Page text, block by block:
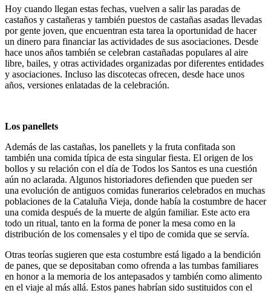
Hoy cuando llegan estas fechas, vuelven a salir las paradas de
castaños y castañeras y también puestos de castañas asadas llevadas
por gente joven, que encuentran esta tarea la oportunidad de hacer
un dinero para financiar las actividades de sus asociaciones. Desde
hace unos años también se celebran castañadas populares al aire
libre, bailes, y otras actividades organizadas por diferentes entidades
y asociaciones. Incluso las discotecas ofrecen, desde hace unos
años, versiones enlatadas de la celebración.
Los panellets
Además de las castañas, los panellets y la fruta confitada son
también una comida típica de esta singular fiesta. El origen de los
bollos y su relación con el día de Todos los Santos es una cuestión
aún no aclarada. Algunos historiadores defienden que pueden ser
una evolución de antiguos comidas funerarios celebrados en muchas
poblaciones de la Cataluña Vieja, donde había la costumbre de hacer
una comida después de la muerte de algún familiar. Este acto era
todo un ritual, tanto en la forma de poner la mesa como en la
distribución de los comensales y el tipo de comida que se servía.
Otras teorías sugieren que esta costumbre está ligado a la bendición
de panes, que se depositaban como ofrenda a las tumbas familiares
en honor a la memoria de los antepasados ​​y también como alimento
en el viaje al más allá. Estos panes habrían sido sustituidos con el